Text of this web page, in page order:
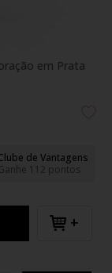
em Prata
de Vantagens
112 pontos
+